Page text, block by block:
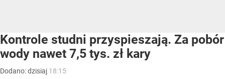
Kontrole studni przyspieszają. Za pobór
wody nawet 7,5 tys. zł kary
Dodano:dzisiaj 18:15